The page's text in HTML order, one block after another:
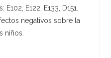
E122, E133, D151.
negativos sobre la
niños.